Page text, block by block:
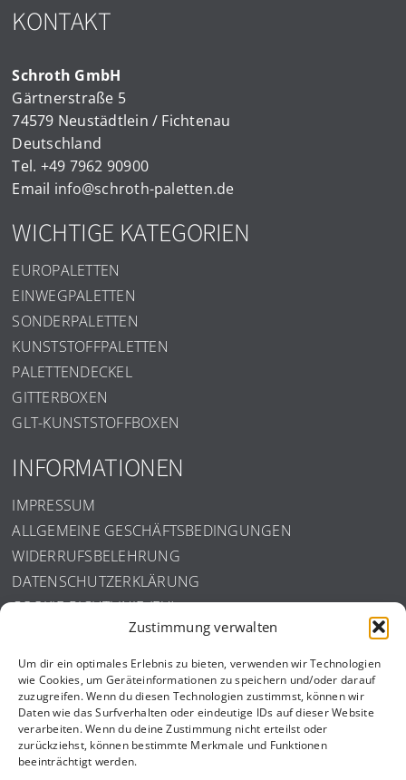
Zustimmung verwalten
Um dir ein optimales Erlebnis zu bieten, verwenden wir Technologien
wie Cookies, um Geräteinformationen zu speichern und/oder darauf
zuzugreifen. Wenn du diesen Technologien zustimmst, können wir
Daten wie das Surfverhalten oder eindeutige IDs auf dieser Website
verarbeiten. Wenn du deine Zustimmung nicht erteilst oder
zurückziehst, können bestimmte Merkmale und Funktionen
beeinträchtigt werden.
KONTAKT
Schroth GmbH
Gärtnerstraße 5
74579 Neustädtlein / Fichtenau
Deutschland
Tel. +49 7962 90900
Email info@schroth-paletten.de
WICHTIGE KATEGORIEN
EUROPALETTEN
EINWEGPALETTEN
SONDERPALETTEN
KUNSTSTOFFPALETTEN
PALETTENDECKEL
GITTERBOXEN
GLT-KUNSTSTOFFBOXEN
INFORMATIONEN
IMPRESSUM
ALLGEMEINE GESCHÄFTSBEDINGUNGEN
WIDERRUFSBELEHRUNG
DATENSCHUTZERKLÄRUNG
COOKIE-RICHTLINIE (EU)
ISO ZERTIFIZIERUNG